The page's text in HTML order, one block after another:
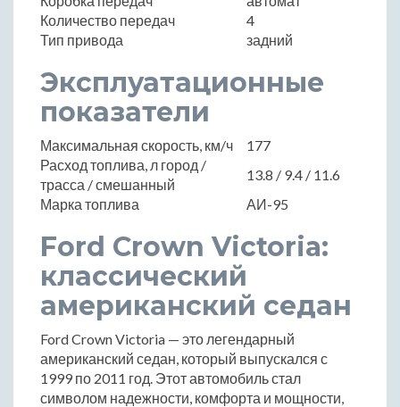
Количество передач
4
Тип привода
задний
Эксплуатационные
показатели
Максимальная скорость, км/ч
177
Расход топлива, л город /
трасса / смешанный
13.8 / 9.4 / 11.6
Марка топлива
АИ-95
Ford Crown Victoria:
классический
американский седан
Ford Crown Victoria — это легендарный
американский седан, который выпускался с
1999 по 2011 год. Этот автомобиль стал
символом надежности, комфорта и мощности,